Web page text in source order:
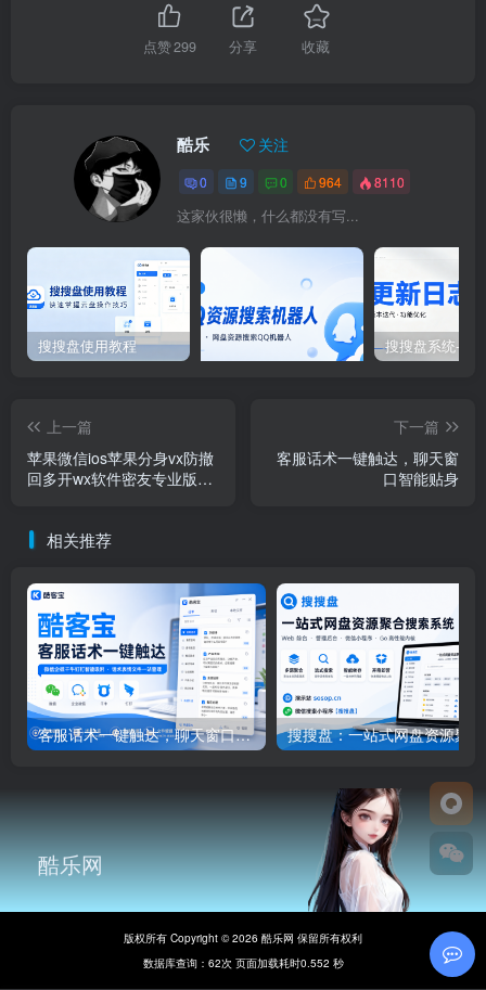
点赞299 分享 收藏
酷乐 关注
0 9 0 964 8110
这家伙很懒，什么都没有写...
搜搜盘使用教程
免费网盘资源搜索QQ机器
人电脑版-最新版V1.0.1-酷
乐网">
上一篇
苹果微信ios苹果分身vx防撤
回多开wx软件密友专业版双
下一篇
客服话术一键触达，聊天窗
口智能贴身
相关推荐
客服话术一键触达，聊天窗口智能贴身
酷乐网
版权所有 Copyright © 2026 酷乐网 保留所有权利
数据库查询：62次 页面加载耗时0.552 秒